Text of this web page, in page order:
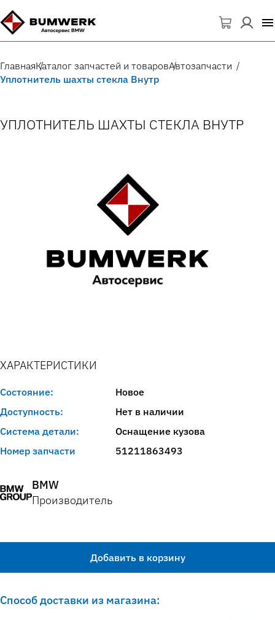
ГлавнаяКаталог запчастей и товаровАвтозапчасти
Уплотнитель шахты стекла Внутр
УПЛОТНИТЕЛЬ ШАХТЫ СТЕКЛА ВНУТР
ХАРАКТЕРИСТИКИ
Состояние:
Новое
Доступность:
Нет в наличии
Система детали:
Оснащение кузова
Номер запчасти
51211863493
BMW
Производитель
Добавить в корзину
Способ доставки из магазина: